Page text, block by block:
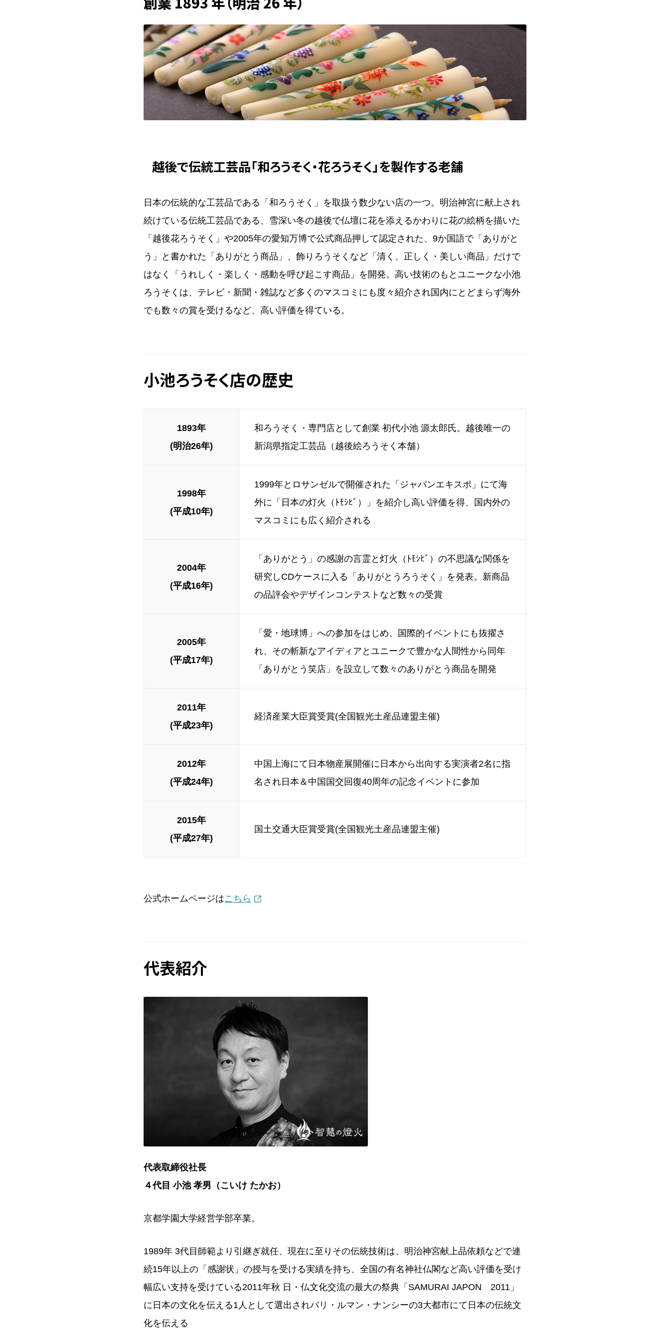
越後で伝統工芸品「和ろうそく・花ろうそく」を製作する老舗
日本の伝統的な工芸品である「和ろうそく」を取扱う数少ない店の一つ。明治神宮に献上され
続けている伝統工芸品である、雪深い冬の越後で仏壇に花を添えるかわりに花の絵柄を描いた
「越後花ろうそく」や2005年の愛知万博で公式商品押して認定された、9か国語で「ありがと
う」と書かれた「ありがとう商品」、飾りろうそくなど「清く、正しく・美しい商品」だけで
はなく「うれしく・楽しく・感動を呼び起こす商品」を開発。高い技術のもとユニークな小池
ろうそくは、テレビ・新聞・雑誌など多くのマスコミにも度々紹介され国内にとどまらず海外
でも数々の賞を受けるなど、高い評価を得ている。
小池ろうそく店の歴史
1893年
(明治26年)
和ろうそく・専門店として創業 初代小池 源太郎氏。越後唯一の
新潟県指定工芸品（越後絵ろうそく本舗）
1998年
(平成10年)
1999年とロサンゼルで開催された「ジャパンエキスポ」にて海
外に「日本の灯火（ﾄﾓｼﾋﾞ）」を紹介し高い評価を得、国内外の
マスコミにも広く紹介される
2004年
(平成16年)
「ありがとう」の感謝の言霊と灯火（ﾄﾓｼﾋﾞ）の不思議な関係を
研究しCDケースに入る「ありがとうろうそく」を発表。新商品
の品評会やデザインコンテストなど数々の受賞
2005年
(平成17年)
「愛・地球博」への参加をはじめ、国際的イベントにも抜擢さ
れ、その斬新なアイディアとユニークで豊かな人間性から同年
「ありがとう笑店」を設立して数々のありがとう商品を開発
2011年
(平成23年)
経済産業大臣賞受賞(全国観光土産品連盟主催)
2012年
(平成24年)
中国上海にて日本物産展開催に日本から出向する実演者2名に指
名され日本＆中国国交回復40周年の記念イベントに参加
2015年
(平成27年)
国土交通大臣賞受賞(全国観光土産品連盟主催)
公式ホームページはこちら
代表紹介
代表取締役社長
４代目 小池 孝男（こいけ たかお）
京都学園大学経営学部卒業。
1989年 3代目師範より引継ぎ就任、現在に至りその伝統技術は、明治神宮献上品依頼などで連
続15年以上の「感謝状」の授与を受ける実績を持ち、全国の有名神社仏閣など高い評価を受け
幅広い支持を受けている2011年秋 日・仏文化交流の最大の祭典「SAMURAI JAPON 2011」
に日本の文化を伝える1人として選出されパリ・ルマン・ナンシーの3大都市にて日本の伝統文
化を伝える